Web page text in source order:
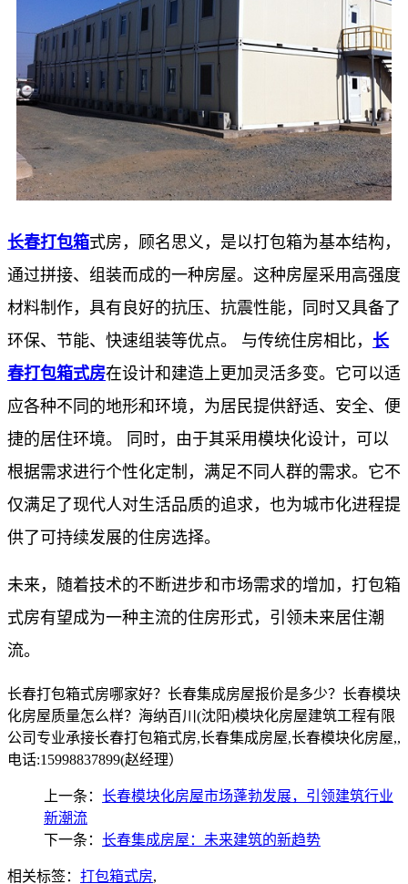
长春打包箱式房，顾名思义，是以打包箱为基本结构，
通过拼接、组装而成的一种房屋。这种房屋采用高强度
材料制作，具有良好的抗压、抗震性能，同时又具备了
环保、节能、快速组装等优点。 与传统住房相比， 长
春打包箱式房在设计和建造上更加灵活多变。它可以适
应各种不同的地形和环境，为居民提供舒适、安全、便
捷的居住环境。 同时，由于其采用模块化设计，可以
根据需求进行个性化定制，满足不同人群的需求。它不
仅满足了现代人对生活品质的追求，也为城市化进程提
供了可持续发展的住房选择。
未来，随着技术的不断进步和市场需求的增加，打包箱
式房有望成为一种主流的住房形式，引领未来居住潮
流。
长春打包箱式房哪家好？长春集成房屋报价是多少？长春模块
化房屋质量怎么样？海纳百川(沈阳)模块化房屋建筑工程有限
公司专业承接长春打包箱式房,长春集成房屋,长春模块化房屋,,
电话:15998837899(赵经理）
上一条： 长春模块化房屋市场蓬勃发展，引领建筑行业
新潮流
下一条： 长春集成房屋：未来建筑的新趋势
相关标签： 打包箱式房,